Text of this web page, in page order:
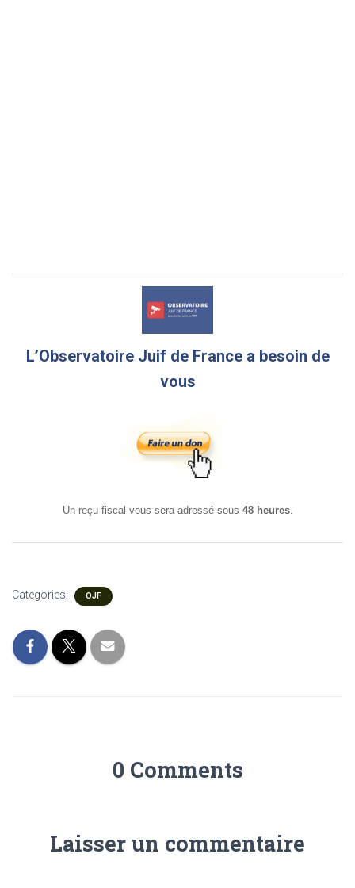
L’Observatoire Juif de France a besoin de
vous
Un reçu fiscal vous sera adressé sous 48 heures.
Categories: OJF
0 Comments
Laisser un commentaire